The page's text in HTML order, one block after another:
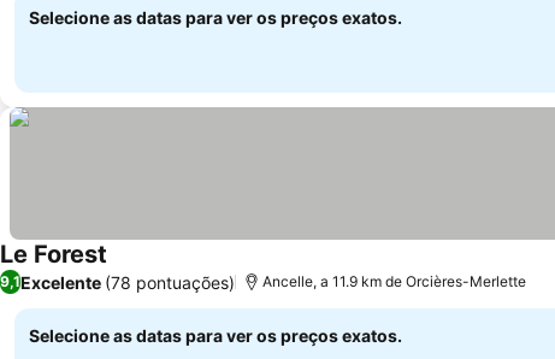
Selecione as datas para ver os preços exatos.
Le Forest
9,1Excelente (78 pontuações) Ancelle, a 11.9 km de Orcières-Merlette
Selecione as datas para ver os preços exatos.